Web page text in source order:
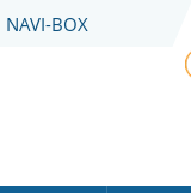
NAVI-BOX